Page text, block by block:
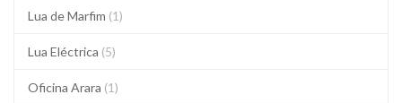
Lua de Marfim (1)
Lua Eléctrica (5)
Oficina Arara (1)